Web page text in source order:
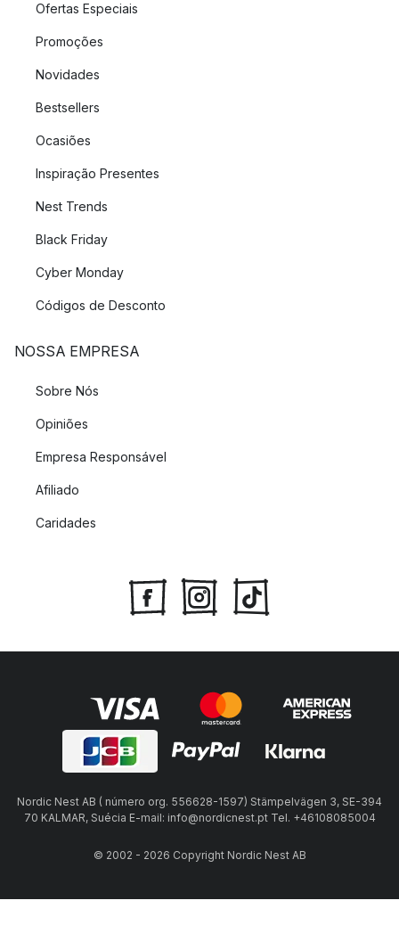
Ofertas Especiais
Promoções
Novidades
Bestsellers
Ocasiões
Inspiração Presentes
Nest Trends
Black Friday
Cyber Monday
Códigos de Desconto
NOSSA EMPRESA
Sobre Nós
Opiniões
Empresa Responsável
Afiliado
Caridades
Nordic Nest AB ( número org. 556628-1597) Stämpelvägen 3, SE-394
70 KALMAR, Suécia E-mail: info@nordicnest.pt Tel. +46108085004
© 2002 - 2026 Copyright Nordic Nest AB